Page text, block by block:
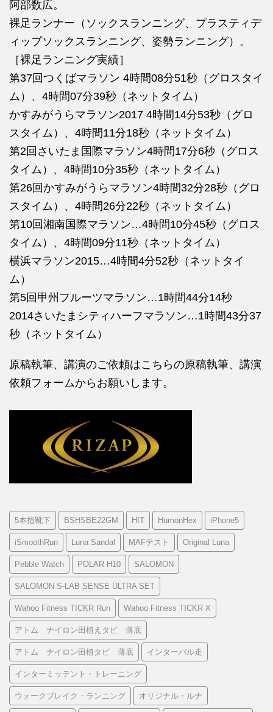
阿部数広。
裸足ランナー（ソックスランニング、プラスティデ
ィップソックスランニング、姿勢ランニング）。
［裸足ランニング実績］
第37回つくばマラソン 4時間08分51秒（グロスタイ
ム）、4時間07分39秒（ネットタイム）
かすみがうらマラソン2017 4時間14分53秒（グロ
スタイム）、4時間11分18秒（ネットタイム）
第2回さいたま国際マラソン4時間17分6秒（グロス
タイム）、4時間10分35秒（ネットタイム）
第26回かすみがうらマラソン4時間32分28秒（グロ
スタイム）、4時間26分22秒（ネットタイム）
第10回湘南国際マラソン…4時間10分45秒（グロス
タイム）、4時間09分11秒（ネットタイム）
横浜マラソン2015…4時間4分52秒（ネットタイ
ム）
第5回甲州フルーツマラソン…1時間44分14秒
2014さいたまシティハーフマラソン…1時間43分37
秒（ネットタイム）
原稿執筆、講演のご依頼はこちらの原稿執筆、講演
依頼フォームからお願いします。
5本指靴下 BSHSBE22GM HIT HumonHex iPhone5
iSmoothRun Luna Sandal MAFテスト Original Luna
Pebble Watch POLAR H10 SALOMON
SALOMON S-LAB SENSE ULTRA SET
Wahoo Fitness TICKR Run Wahoo Fitness TICKR X
アトム ナイロン田植えタビ 薄底
アトム ナイロン田植タビ 薄底 インターバル走
インターミッテント・トレーニング
ウォークブレイク・ランニング オリジナル・ルナ